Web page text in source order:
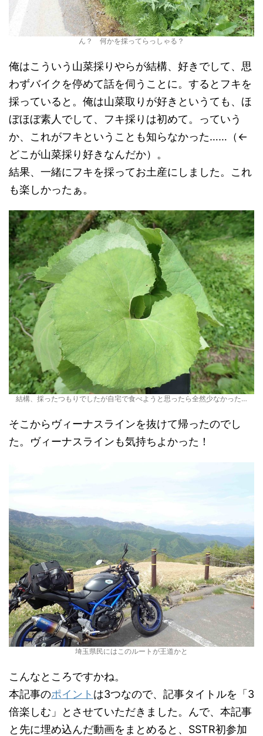
ん？ 何かを採ってらっしゃる？
俺はこういう山菜採りやらが結構、好きでして、思
わずバイクを停めて話を伺うことに。するとフキを
採っていると。俺は山菜取りが好きというても、ほ
ぼほぼ素人でして、フキ採りは初めて。っていう
か、これがフキということも知らなかった……（←
どこが山菜採り好きなんだか）。
結果、一緒にフキを採ってお土産にしました。これ
も楽しかったぁ。
結構、採ったつもりでしたが自宅で食べようと思ったら全然少なかった…
そこからヴィーナスラインを抜けて帰ったのでし
た。ヴィーナスラインも気持ちよかった！
埼玉県民にはこのルートが王道かと
こんなところですかね。
本記事のポイント は3つなので、記事タイトルを「3
倍楽しむ」とさせていただきました。んで、本記事
と先に埋め込んだ動画をまとめると、SSTR初参加